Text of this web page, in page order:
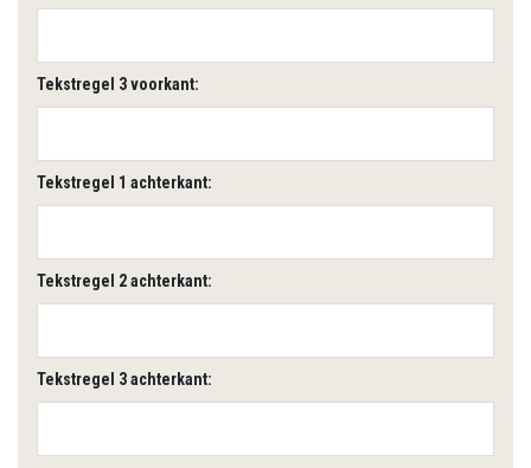
Tekstregel 3 voorkant:
Tekstregel 1 achterkant:
Tekstregel 2 achterkant:
Tekstregel 3 achterkant: